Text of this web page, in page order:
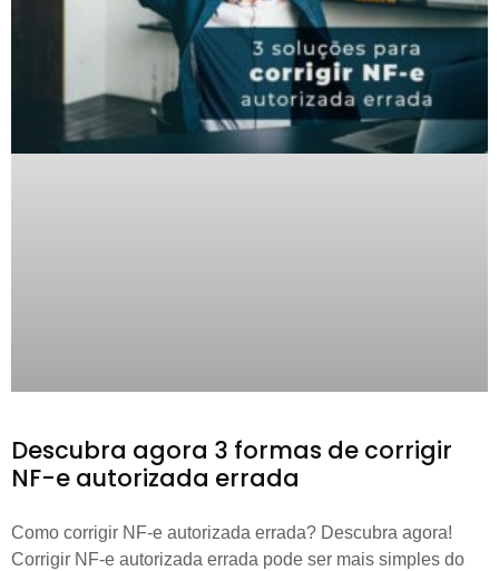
Descubra agora 3 formas de corrigir
NF-e autorizada errada
Como corrigir NF-e autorizada errada? Descubra agora!
Corrigir NF-e autorizada errada pode ser mais simples do